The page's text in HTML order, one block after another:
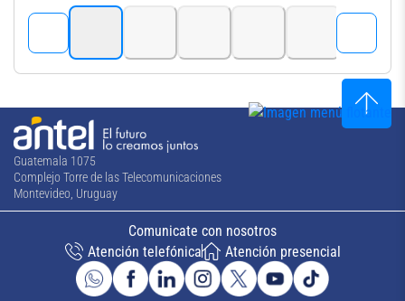
Guatemala 1075
Complejo Torre de las Telecomunicaciones
Montevideo, Uruguay
Comunicate con nosotros
Atención telefónica
Atención presencial